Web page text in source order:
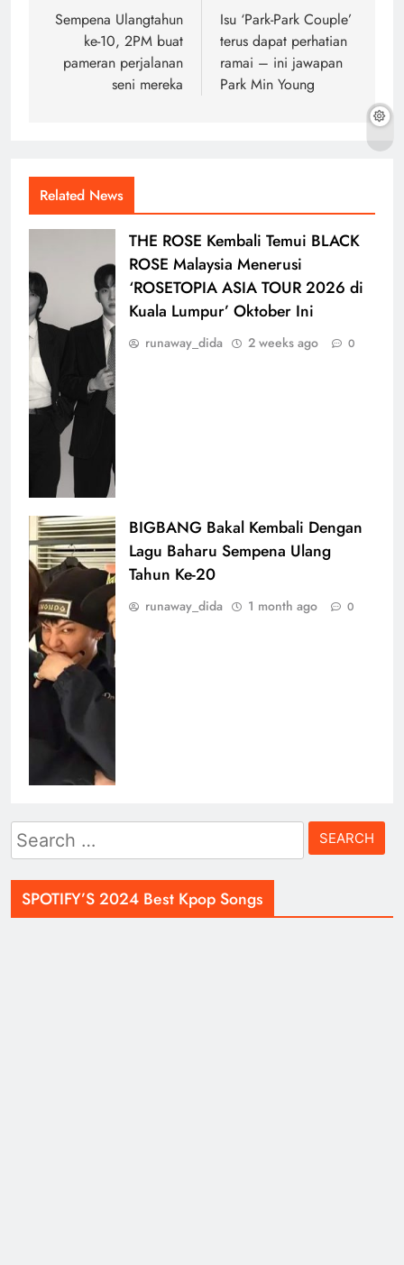
navigation
Sempena Ulangtahun
ke-10, 2PM buat
pameran perjalanan
seni mereka
Isu ‘Park-Park Couple’
terus dapat perhatian
ramai – ini jawapan
Park Min Young
Related News
THE ROSE Kembali Temui BLACK
ROSE Malaysia Menerusi
‘ROSETOPIA ASIA TOUR 2026 di
Kuala Lumpur’ Oktober Ini
runaway_dida 2 weeks ago 0
BIGBANG Bakal Kembali Dengan
Lagu Baharu Sempena Ulang
Tahun Ke-20
runaway_dida 1 month ago 0
Search
for:
SPOTIFY’S 2024 Best Kpop Songs